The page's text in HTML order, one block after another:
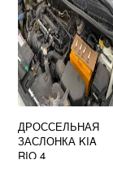
ДРОССЕЛЬНАЯ
ЗАСЛОНКА KIA
RIO 4